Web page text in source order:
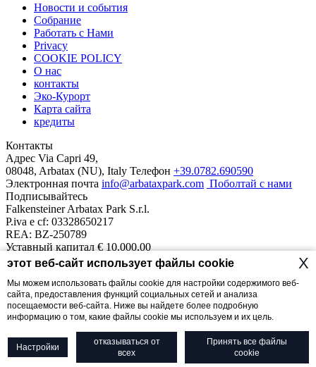
этот веб-сайт использует файлы cookie X
Мы можем использовать файлы cookie для настройки содержимого веб-
сайта, предоставления функций социальных сетей и анализа
посещаемости веб-сайта. Ниже вы найдете более подробную
информацию о том, какие файлы cookie мы используем и их цель.
Настройки
отказываться от
всех
Принять все файлы
cookie
Новости и события
Cобрание
Работать c Нами
Privacy
COOKIE POLICY
О нас
контакты
Эко-Курорт
Карта сайта
кредиты
Контакты
Адрес Via Capri 49,
08048, Arbatax (NU), Italy Телефон +39.0782.690590
Электронная почта info@arbataxpark.com Поболтай с нами
Подписывайтесь
Falkensteiner Arbatax Park S.r.l.
P.iva e cf: 03328650217
REA: BZ-250789
Уставный капитал € 10.000,00
Наш курорт
Borgo Cala Moresca
Dune Cottage Ville del Parco
The (R)esisto 2020 Fund intervention is implemented with resources
from the Regional Operational Programmer co-financed with the
European Social Fund 2014-2020 of the Sardinia Region.
1